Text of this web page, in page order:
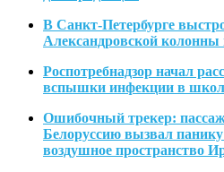
В Санкт-Петербурге
Александровской
Роспотребнадзор начал
вспышки инфекции в
Ошибочный трекер:
Белоруссию вызвал
воздушное пространство